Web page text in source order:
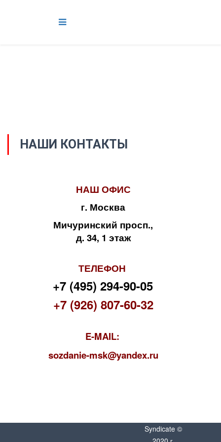
НАШИ КОНТАКТЫ
НАШ ОФИС
г. Москва
Мичуринский просп.,
д. 34, 1 этаж
ТЕЛЕФОН
+7 (495) 294-90-05
+7 (926) 807-60-32
E-MAIL:
sozdanie-msk@yandex.ru
Syndicate ©